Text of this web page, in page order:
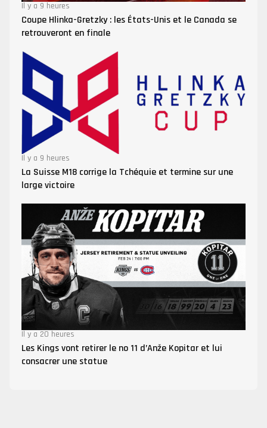
Il y a 9 heures
Coupe Hlinka-Gretzky : les États-Unis et le Canada se
retrouveront en finale
Il y a 9 heures
La Suisse M18 corrige la Tchéquie et termine sur une
large victoire
Il y a 20 heures
Les Kings vont retirer le no 11 d’Anže Kopitar et lui
consacrer une statue